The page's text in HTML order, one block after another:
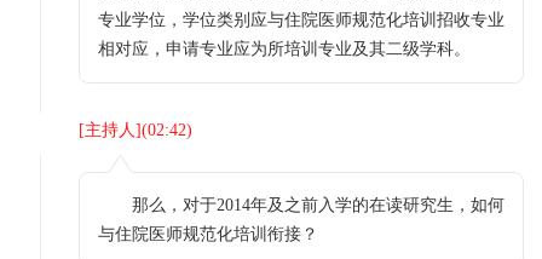
专业学位，学位类别应与住院医师规范化培训招收专业
相对应，申请专业应为所培训专业及其二级学科。
[主持人 ](02:42)
那么，对于2014年及之前入学的在读研究生，如何
与住院医师规范化培训衔接？